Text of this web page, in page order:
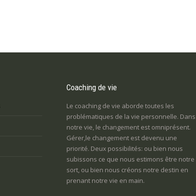
Coaching de vie
Le coaching de vie aborde toutes les
problématiques de la vie personnelle. Dans
notre vie, le changement est omniprésent.
Gérer,le changement est devenu une
priorité. Deux possibilités: ou bien nous
subissons ce que nous estimons être notre
sort, ou bien nous créons notre destin en
prenant notre vie en main.